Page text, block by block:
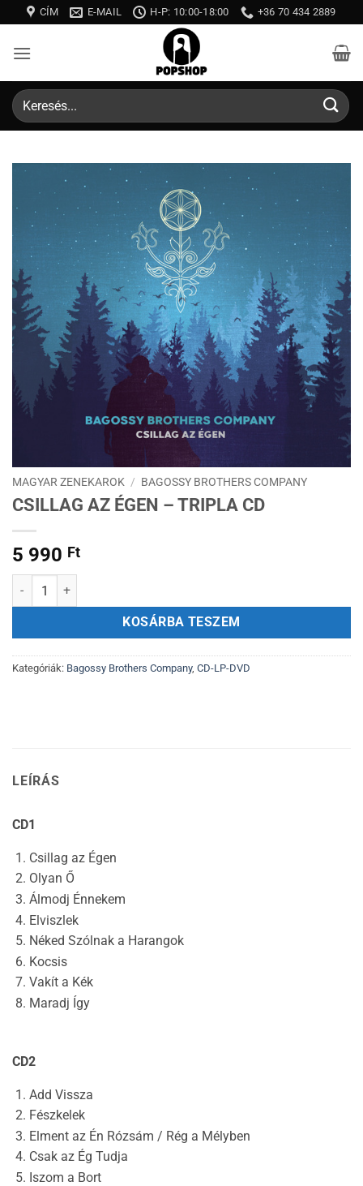
to
content
CÍM E-MAIL H-P: 10:00-18:00 +36 70 434 2889
Keresés
a
következőre:
MAGYAR ZENEKAROK / BAGOSSY BROTHERS COMPANY
CSILLAG AZ ÉGEN – TRIPLA CD
5 990 Ft
Csillag Az Égen - tripla CD mennyiség
KOSÁRBA TESZEM
Kategóriák: Bagossy Brothers Company, CD-LP-DVD
LEÍRÁS
CD1
Csillag az Égen
Olyan Ő
Álmodj Énnekem
Elviszlek
Néked Szólnak a Harangok
Kocsis
Vakít a Kék
Maradj Így
CD2
Add Vissza
Fészkelek
Elment az Én Rózsám / Rég a Mélyben
Csak az Ég Tudja
Iszom a Bort